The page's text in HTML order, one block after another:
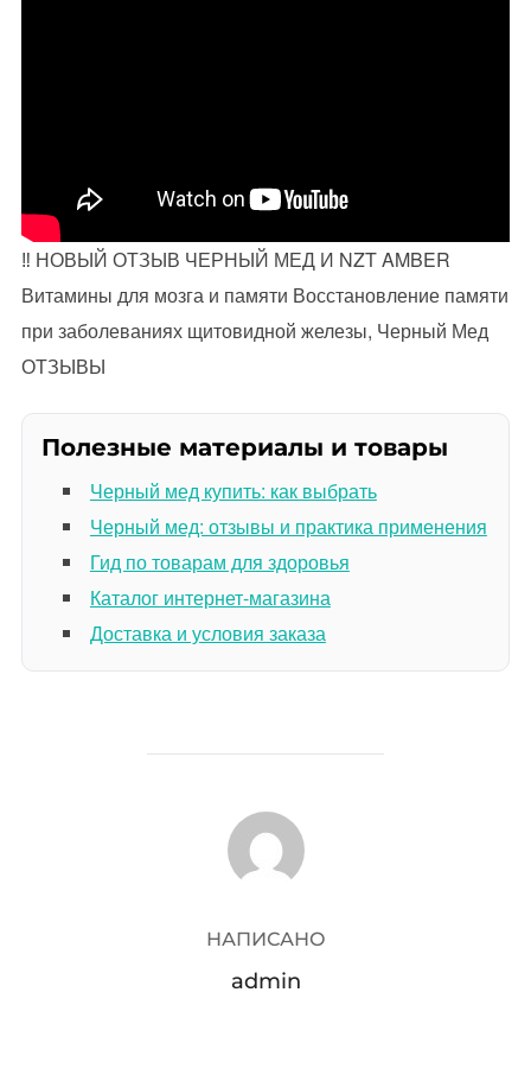
‼️ НОВЫЙ ОТЗЫВ ЧЕРНЫЙ МЕД И NZT AMBER
Витамины для мозга и памяти Восстановление памяти
при заболеваниях щитовидной железы, Черный Мед
ОТЗЫВЫ
Полезные материалы и товары
Черный мед купить: как выбрать
Черный мед: отзывы и практика применения
Гид по товарам для здоровья
Каталог интернет-магазина
Доставка и условия заказа
АВТОР ЗАПИСИ
НАПИСАНО
admin